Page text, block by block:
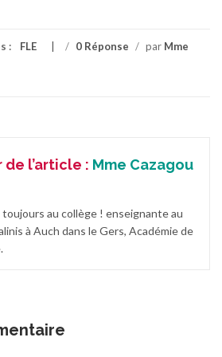
: FLE / 0 Réponse / par Mme
de l’article : Mme Cazagou
toujours au collège ! enseignante au
à Auch dans le Gers, Académie de